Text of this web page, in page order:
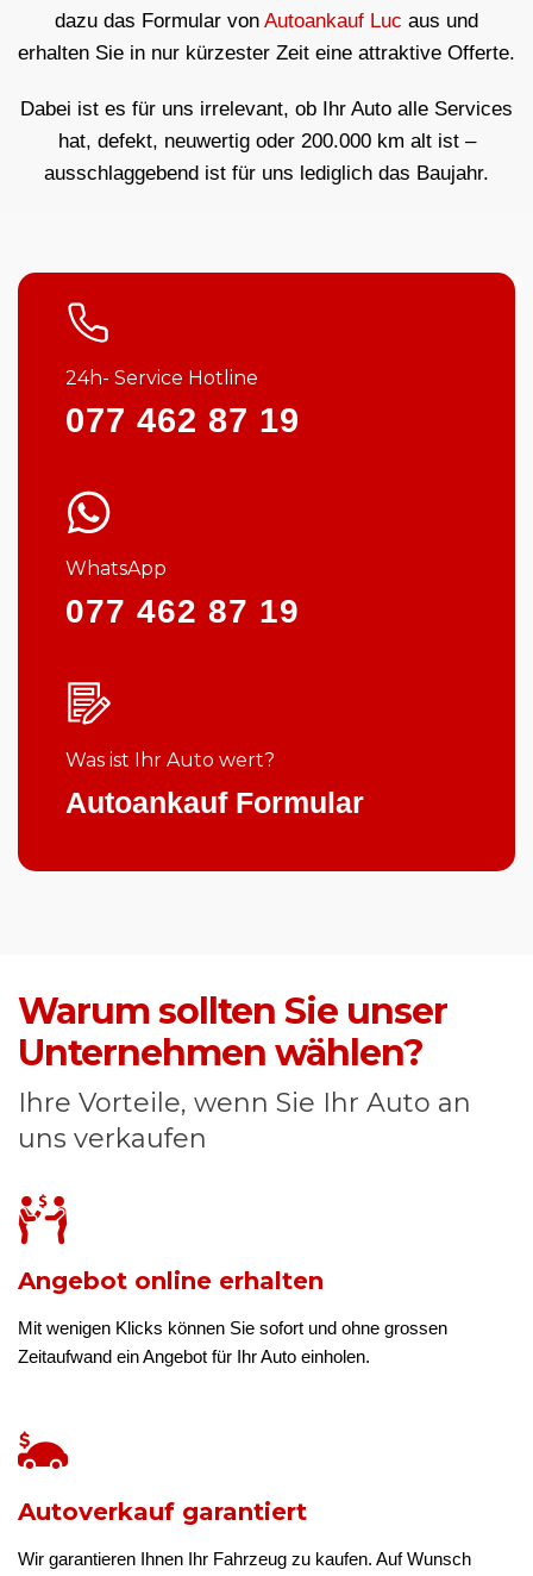
dazu das Formular von Autoankauf Luc aus und
erhalten Sie in nur kürzester Zeit eine attraktive Offerte.
Dabei ist es für uns irrelevant, ob Ihr Auto alle Services
hat, defekt, neuwertig oder 200.000 km alt ist –
ausschlaggebend ist für uns lediglich das Baujahr.
24h- Service Hotline
077 462 87 19
WhatsApp
077 462 87 19
Was ist Ihr Auto wert?
Autoankauf Formular
Warum sollten Sie unser
Unternehmen wählen?
Ihre Vorteile, wenn Sie Ihr Auto an
uns verkaufen
Angebot online erhalten
Mit wenigen Klicks können Sie sofort und ohne grossen
Zeitaufwand ein Angebot für Ihr Auto einholen.
Autoverkauf garantiert
Wir garantieren Ihnen Ihr Fahrzeug zu kaufen. Auf Wunsch